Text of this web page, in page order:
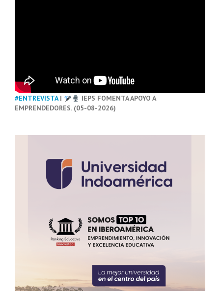
#ENTREVISTA|
IEPS FOMENTA APOYO A
EMPRENDEDORES. (05-08-2026)